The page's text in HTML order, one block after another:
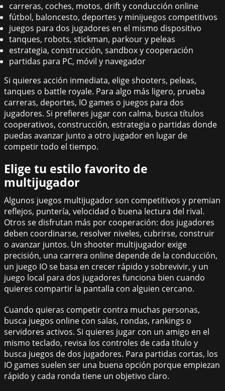
carreras, coches, motos, drift y conducción online
fútbol, baloncesto, deportes y minijuegos competitivos
juegos para dos jugadores en el mismo dispositivo
tanques, robots, stickman, parkour y peleas
estrategia, construcción, sandbox y cooperación
partidas para PC, móvil y navegador
Si quieres acción inmediata, elige shooters, peleas,
tanques o battle royale. Para algo más ligero, prueba
carreras, deportes, IO games o juegos para dos
jugadores. Si prefieres jugar con calma, busca títulos
cooperativos, construcción, estrategia o partidas donde
puedas avanzar junto a otro jugador en lugar de
competir todo el tiempo.
Elige tu estilo favorito de
multijugador
Algunos juegos multijugador son competitivos y premian
reflejos, puntería, velocidad o buena lectura del rival.
Otros se disfrutan más por cooperación: dos jugadores
deben coordinarse, resolver niveles, cubrirse, construir
o avanzar juntos. Un shooter multijugador exige
precisión, una carrera online depende de la conducción,
un juego IO se basa en crecer rápido y sobrevivir, y un
juego local para dos jugadores funciona bien cuando
quieres compartir la pantalla con alguien cercano.
Cuando quieras competir contra muchas personas,
busca juegos online con salas, rondas, rankings o
servidores activos. Si quieres jugar con un amigo en el
mismo teclado, revisa los controles de cada título y
busca juegos de dos jugadores. Para partidas cortas, los
IO games suelen ser una buena opción porque empiezan
rápido y cada ronda tiene un objetivo claro.